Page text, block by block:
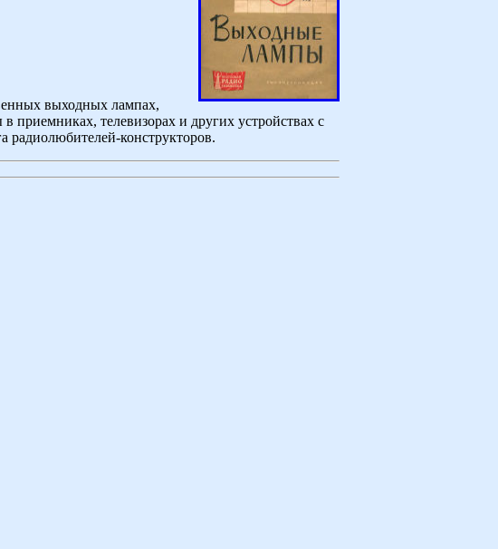
выходных лампах,
приемниках, телевизорах и других устройствах с
радиолюбителей-конструкторов.